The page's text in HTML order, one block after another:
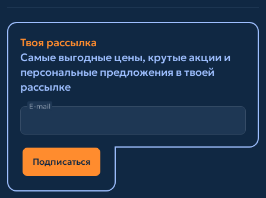
Твоя рассылка
Самые выгодные цены, крутые акции и
персональные предложения в твоей
рассылке
E-mail
Подписаться